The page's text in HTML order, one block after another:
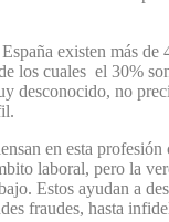
existen más de
los cuales el 30%
desconocido, no
en esta
laboral, pero la
Estos ayudan a
fraudes, hasta